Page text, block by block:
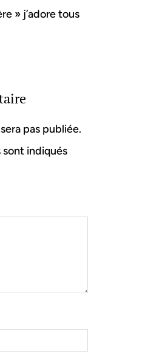
» j’adore tous
pas publiée.
sont indiqués